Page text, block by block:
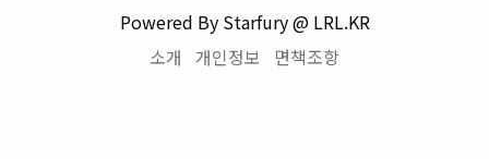
Powered By Starfury @ LRL.KR
소개 개인정보 면책조항